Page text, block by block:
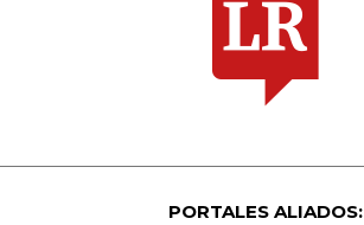
PORTALES ALIADOS: